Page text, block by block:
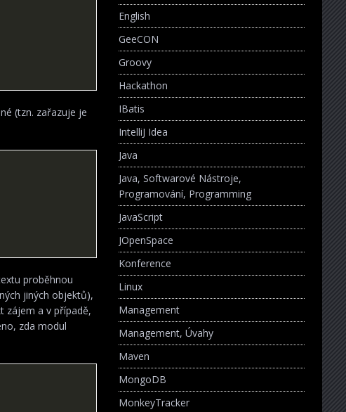
(tzn. zařazuje je
proběhnou
jiných objektů),
zájem a v případě,
zda modul
English
GeeCON
Groovy
Hackathon
IBatis
IntelliJ Idea
Java
Java, Softwarové Nástroje,
Programování, Programming
JavaScript
JOpenSpace
Konference
Linux
Management
Management, Úvahy
Maven
MongoDB
MonkeyTracker